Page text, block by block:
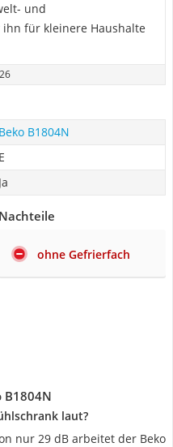
und
für kleinere Haushalte
Beko B1804N
E
Ja
Nachteile
ohne Gefrierfach
laut?
nur 29 dB arbeitet der Beko